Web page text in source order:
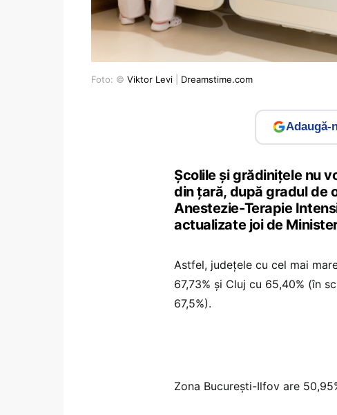
Foto: © Viktor Levi Dreamstime.com
Adaugă-
Școlile și grădinițele nu
din țară, după gradul de
Anestezie-Terapie
actualizate joi de
Astfel, județele cu cel mai
67,73% și Cluj cu 65,40% (în
67,5%).
Zona București-Ilfov are